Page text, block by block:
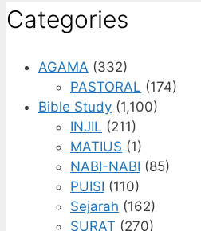
Categories
AGAMA (332)
PASTORAL (174)
Bible Study (1,100)
INJIL (211)
MATIUS (1)
NABI-NABI (85)
PUISI (110)
Sejarah (162)
SURAT (270)